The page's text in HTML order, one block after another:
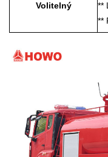
Volitelný
**
**